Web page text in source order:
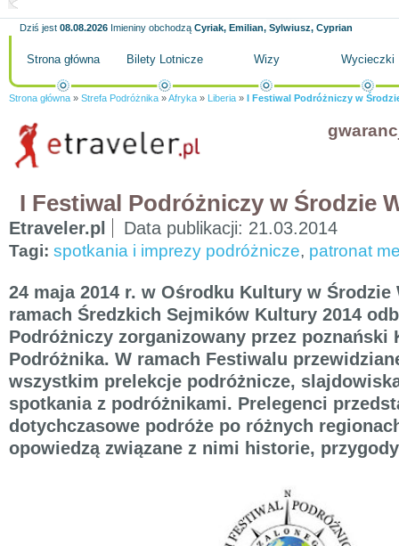
Dziś jest 08.08.2026 Imieniny obchodzą Cyriak, Emilian, Sylwiusz, Cyprian
Strona główna Bilety Lotnicze Wizy Wycieczki
Strona główna » Strefa Podróżnika »Afryka » Liberia » I Festiwal Podróżniczy w
I Festiwal Podróżniczy w Środzie
Etraveler.pl Data publikacji: 21.03.2014
Tagi: spotkania i imprezy podróżnicze, patronat
24 maja 2014 r. w Ośrodku Kultury w
ramach Średzkich Sejmików Kultury 2014
Podróżniczy zorganizowany przez poznański
Podróżnika. W ramach Festiwalu
wszystkim prelekcje podróżnicze,
spotkania z podróżnikami. Prelegenci
dotychczasowe podróże po różnych
opowiedzą związane z nimi historie,